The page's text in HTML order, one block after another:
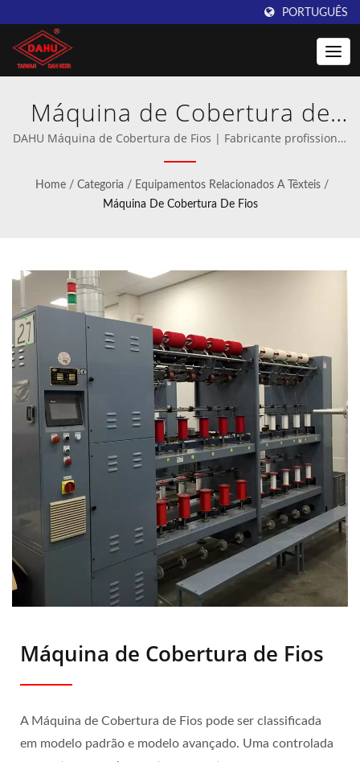
PORTUGUÊS
Máquina de Cobertura de
Fios | Taiwan DAHU:
Fornecedor Líder de
Máquinas de Tricô de
DAHU Máquina de Cobertura de Fios | Fabricante profissional
de máquinas de crochê e malharia de trama.
Home / Categoria / Equipamentos Relacionados A Têxteis /
Máquina De Cobertura De Fios
Máquina de Cobertura de Fios
A Máquina de Cobertura de Fios pode ser classificada
em modelo padrão e modelo avançado. Uma controlada